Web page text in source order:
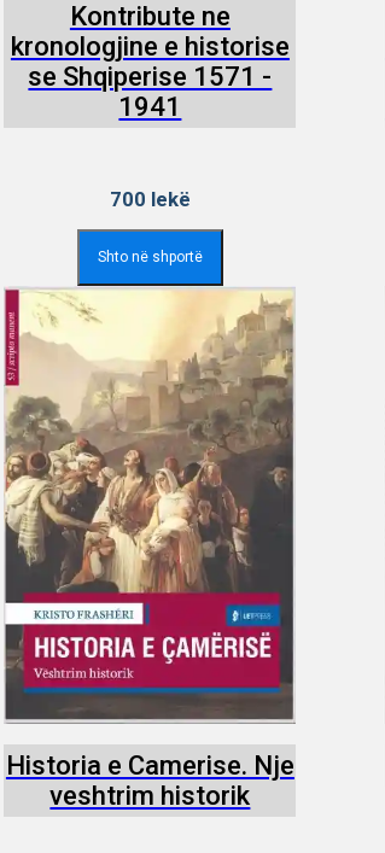
Kontribute ne
kronologjine e historise
se Shqiperise 1571 -
1941
700 lekë
Shto në shportë
Historia e Camerise. Nje
veshtrim historik